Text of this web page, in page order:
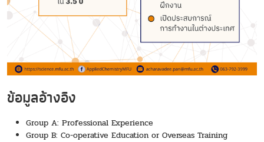
ข้อมูลอ้างอิง
Group A: Professional Experience
Group B: Co-operative Education or Overseas Training